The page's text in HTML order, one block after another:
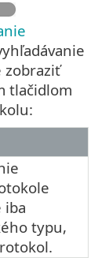
zobraziť
tlačidlom
iba
typu,